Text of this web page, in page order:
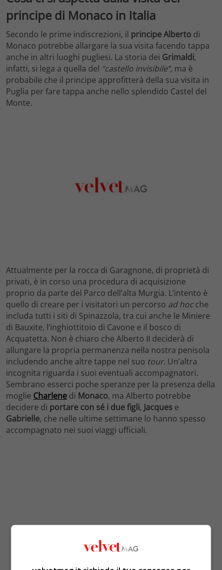
principe di Monaco in Italia
Secondo le prime indiscrezioni, il principe Alberto di
Monaco potrebbe allargare la sua visita facendo tappa
anche in altri luoghi pugliesi. La storia dei Grimaldi,
infatti, si lega a quella del “castello invisibile”, ma è
probabile che il principe approfitterà della sua visita in
Puglia per fare tappa anche nello splendido Castel del
Monte.
Attualmente per la rocca di Garagnone, di proprietà di
privati, è in corso una procedura di acquisizione
proprio da parte del Parco dell’alta Murgia. L’intento è
quello di creare per i visitatori un percorso ad hocche
includa tutti i siti di Spinazzola, tra cui anche le Miniere
di Bauxite, l’inghiottitoio di Cavone e il bosco di
Acquatetta. Non è chiaro che Alberto II deciderà di
allungare la propria permanenza nella nostra penisola
includendo anche altre tappe nel suo tour. Un’altra
incognita riguarda i suoi eventuali accompagnatori.
Sembrano esserci poche speranze per la presenza della
moglie Charlene di Monaco, ma Alberto potrebbe
decidere di portare con sé i due figli, Jacques e
Gabrielle, che nelle ultime settimane lo hanno spesso
accompagnato nei suoi viaggi ufficiali.